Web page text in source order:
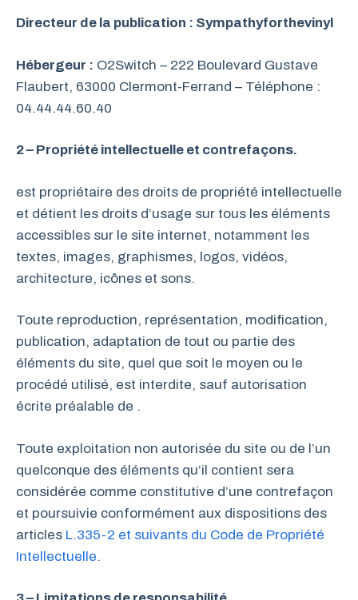
Directeur de la publication : Sympathyforthevinyl
Hébergeur : O2Switch – 222 Boulevard Gustave
Flaubert, 63000 Clermont-Ferrand – Téléphone :
04.44.44.60.40
2 – Propriété intellectuelle et contrefaçons.
est propriétaire des droits de propriété intellectuelle
et détient les droits d’usage sur tous les éléments
accessibles sur le site internet, notamment les
textes, images, graphismes, logos, vidéos,
architecture, icônes et sons.
Toute reproduction, représentation, modification,
publication, adaptation de tout ou partie des
éléments du site, quel que soit le moyen ou le
procédé utilisé, est interdite, sauf autorisation
écrite préalable de .
Toute exploitation non autorisée du site ou de l’un
quelconque des éléments qu’il contient sera
considérée comme constitutive d’une contrefaçon
et poursuivie conformément aux dispositions des
articles L.335-2 et suivants du Code de Propriété
Intellectuelle.